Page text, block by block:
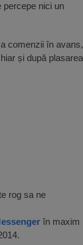
percepe nici un
comenzii în avans,
și după plasarea
rog sa ne
în maxim